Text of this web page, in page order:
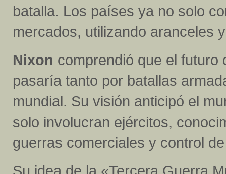
batalla. Los países ya no solo
mercados, utilizando aranceles
Nixon comprendió que el futuro
pasaría tanto por batallas
mundial. Su visión anticipó el
solo involucran ejércitos,
guerras comerciales y control